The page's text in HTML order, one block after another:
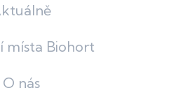
místa Biohort
O nás